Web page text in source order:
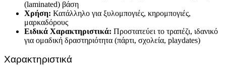
(laminated) βάση
Χρήση: Κατάλληλο για ξυλομπογιές, κηρομπογιές,
μαρκαδόρους
Ειδικά Χαρακτηριστικά: Προστατεύει το τραπέζι, ιδανικό
για ομαδική δραστηριότητα (πάρτι, σχολεία, playdates)
Χαρακτηριστικά